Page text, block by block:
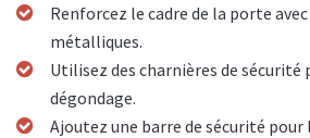
Renforcez le cadre de la porte
métalliques.
Utilisez des charnières de sécurité
dégondage.
Ajoutez une barre de sécurité